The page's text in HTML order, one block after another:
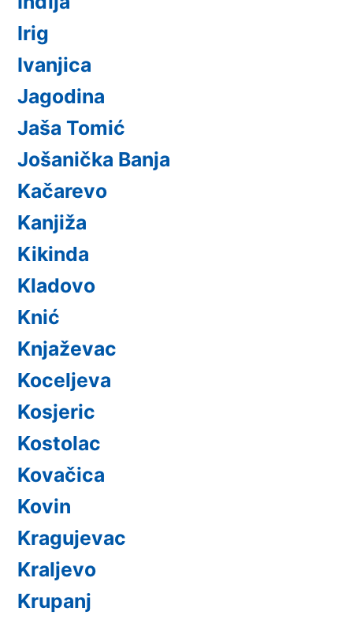
Irig
Ivanjica
Jagodina
Jaša Tomić
Jošanička Banja
Kačarevo
Kanjiža
Kikinda
Kladovo
Knić
Knjaževac
Koceljeva
Kosjeric
Kostolac
Kovačica
Kovin
Kragujevac
Kraljevo
Krupanj